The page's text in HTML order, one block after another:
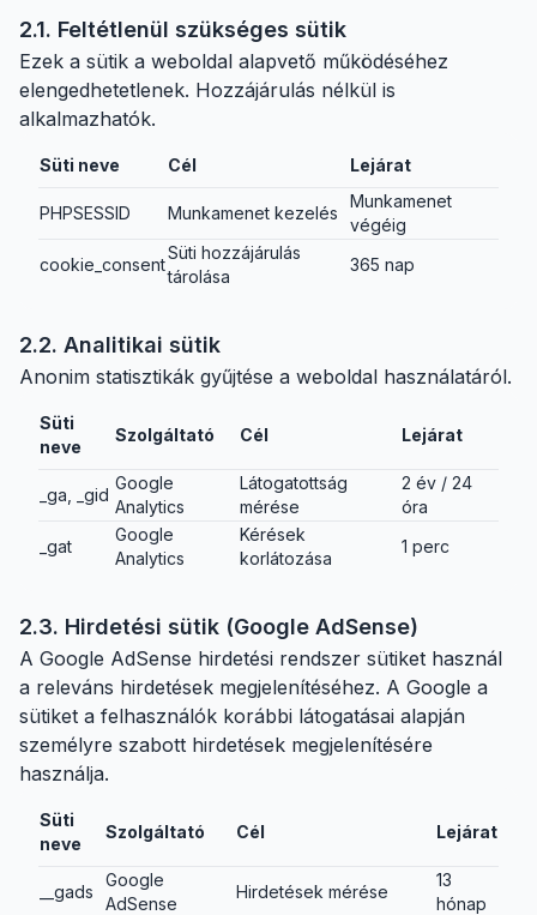
2.1. Feltétlenül szükséges sütik
Ezek a sütik a weboldal alapvető működéséhez
elengedhetetlenek. Hozzájárulás nélkül is
alkalmazhatók.
Süti neve Cél Lejárat
PHPSESSID Munkamenet kezelés
Munkamenet
végéig
cookie_consent
Süti hozzájárulás
tárolása
365 nap
2.2. Analitikai sütik
Anonim statisztikák gyűjtése a weboldal használatáról.
Süti
neve
Szolgáltató Cél Lejárat
_ga, _gid
Google
Analytics
Látogatottság
mérése
2 év / 24
óra
_gat
Google
Analytics
Kérések
korlátozása
1 perc
2.3. Hirdetési sütik (Google AdSense)
A Google AdSense hirdetési rendszer sütiket használ
a releváns hirdetések megjelenítéséhez. A Google a
sütiket a felhasználók korábbi látogatásai alapján
személyre szabott hirdetések megjelenítésére
használja.
Süti
neve
Szolgáltató Cél Lejárat
__gads
Google
AdSense
Hirdetések mérése
13
hónap